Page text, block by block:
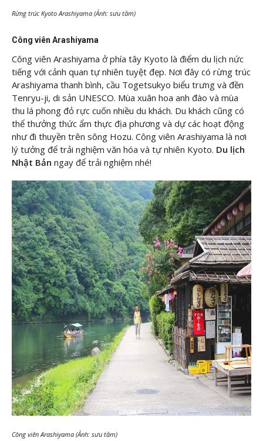
Rừng trúc Kyoto Arashiyama (Ảnh: sưu tầm)
Công viên Arashiyama
Công viên Arashiyama ở phía tây Kyoto là điểm du lịch nức
tiếng với cảnh quan tự nhiên tuyệt đẹp. Nơi đây có rừng trúc
Arashiyama thanh bình, cầu Togetsukyo biểu trưng và đền
Tenryu-ji, di sản UNESCO. Mùa xuân hoa anh đào và mùa
thu lá phong đỏ rực cuốn nhiều du khách. Du khách cũng có
thể thưởng thức ẩm thực địa phương và dự các hoạt động
như đi thuyền trên sông Hozu. Công viên Arashiyama là nơi
lý tưởng để trải nghiệm văn hóa và tự nhiên Kyoto. Du lịch
Nhật Bản ngay để trải nghiệm nhé!
Công viên Arashiyama (Ảnh: sưu tầm)